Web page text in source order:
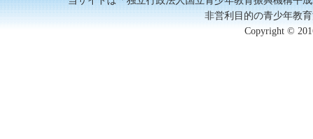
非営利目的の青少年教
Copyright ©